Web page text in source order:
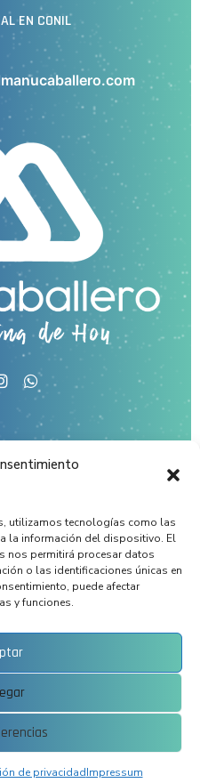
utilizamos tecnologías como las
la información del dispositivo. El
nos permitirá procesar datos
o las identificaciones únicas en
puede afectar
y funciones.
de privacidadImpressum
EN CONIL
reservados
Cookies